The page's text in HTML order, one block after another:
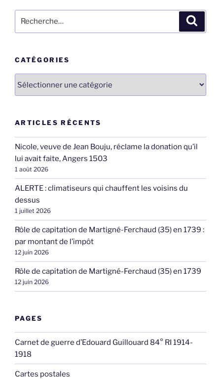
pour
CATÉGORIES
ARTICLES RÉCENTS
Nicole, veuve de Jean Bouju, réclame la donation qu’il
lui avait faite, Angers 1503
1 août 2026
ALERTE : climatiseurs qui chauffent les voisins du
dessus
1 juillet 2026
Rôle de capitation de Martigné-Ferchaud (35) en 1739 :
par montant de l’impôt
12 juin 2026
Rôle de capitation de Martigné-Ferchaud (35) en 1739
12 juin 2026
PAGES
Carnet de guerre d’Edouard Guillouard 84° RI 1914-
1918
Cartes postales